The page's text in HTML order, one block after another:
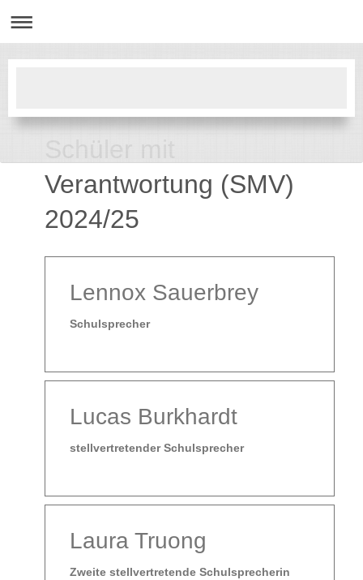
Schüler mit
Verantwortung (SMV)
2024/25
Lennox Sauerbrey
Schulsprecher
Lucas Burkhardt
stellvertretender Schulsprecher
Laura Truong
Zweite stellvertretende Schulsprecherin